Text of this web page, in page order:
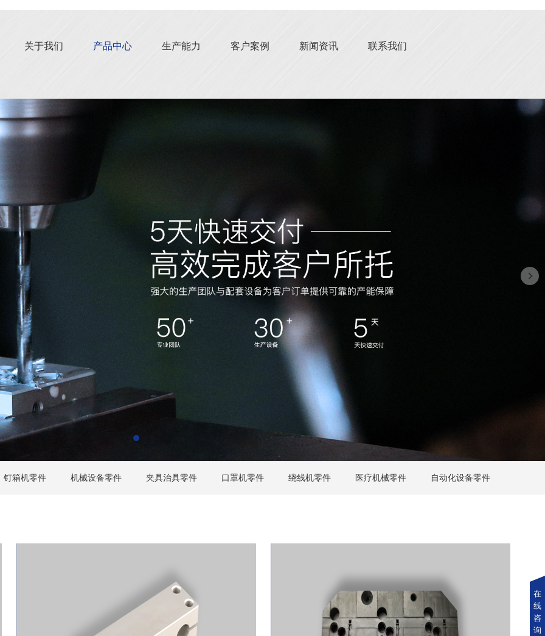
关于我们 产品中心 生产能力 客户案例 新闻资讯 联系我们
钉箱机零件 机械设备零件 夹具治具零件 口罩机零件 绕线机零件 医疗机械零件 自动化设备零件
在
线
咨
询